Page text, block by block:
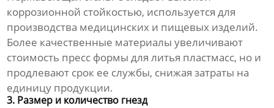
коррозионной стойкостью, используется для
производства медицинских и пищевых изделий.
Более качественные материалы увеличивают
стоимость пресс формы для литья пластмасс, но и
продлевают срок ее службы, снижая затраты на
единицу продукции.
3. Размер и количество гнезд